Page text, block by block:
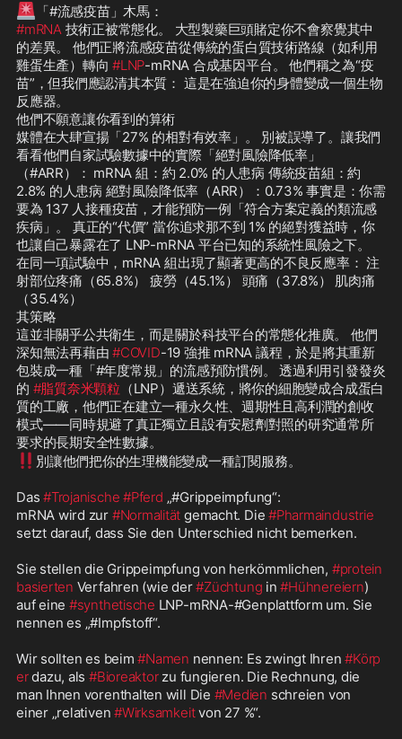
🚨
#mRNA 技術正被常態化。 大型製藥巨頭賭定你不會察覺其中
的差異。 他們正將流感疫苗從傳統的蛋白質技術路線（如利用
雞蛋生產）轉向 #LNP-mRNA 合成基因平台。 他們稱之為“疫
苗”，但我們應認清其本質： 這是在強迫你的身體變成一個生物
反應器。
他們不願意讓你看到的算術
媒體在大肆宣揚「27% 的相對有效率」。 別被誤導了。讓我們
看看他們自家試驗數據中的實際「絕對風險降低率」
（#ARR）： mRNA 組：約 2.0% 的人患病 傳統疫苗組：約
2.8% 的人患病 絕對風險降低率（ARR）：0.73% 事實是：你需
要為 137 人接種疫苗，才能預防一例「符合方案定義的類流感
疾病」。 真正的“代價” 當你追求那不到 1% 的絕對獲益時，你
也讓自己暴露在了 LNP-mRNA 平台已知的系統性風險之下。
在同一項試驗中，mRNA 組出現了顯著更高的不良反應率： 注
射部位疼痛（65.8%） 疲勞（45.1%） 頭痛（37.8%） 肌肉痛
（35.4%）
其策略
這並非關乎公共衛生，而是關於科技平台的常態化推廣。 他們
深知無法再藉由 #COVID-19 強推 mRNA 議程，於是將其重新
包裝成一種「#年度常規」的流感預防慣例。 透過利用引發發炎
的 #脂質奈米顆粒（LNP）遞送系統，將你的細胞變成合成蛋白
質的工廠，他們正在建立一種永久性、週期性且高利潤的創收
模式——同時規避了真正獨立且設有安慰劑對照的研究通常所
‼️ 別讓他們把你的生理機能變成一種訂閱服務。
Das #Trojanische #Pferd „#Grippeimpfung“:
mRNA wird zur #Normalität gemacht. Die #Pharmaindustrie
setzt darauf, dass Sie den Unterschied nicht bemerken.
Sie stellen die Grippeimpfung von herkömmlichen, #protein
basierten Verfahren (wie der #Züchtung in #Hühnereiern)
auf eine #synthetische LNP-mRNA-#Genplattform um. Sie
nennen es „#Impfstoff“.
Wir sollten es beim #Namen nennen: Es zwingt Ihren #Körp
er dazu, als #Bioreaktor zu fungieren. Die Rechnung, die
man Ihnen vorenthalten will Die #Medien schreien von
einer „relativen #Wirksamkeit von 27 %“.